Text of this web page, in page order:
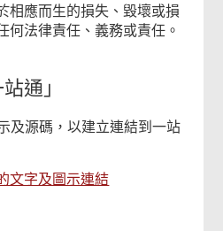
相應而生的損失、毀壞或損
何法律責任、義務或責任。
通」
及源碼，以建立連結到一站
文字及圖示連結